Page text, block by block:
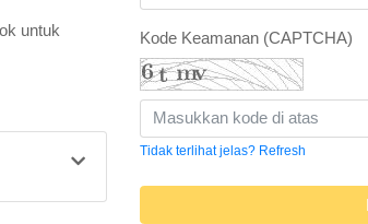
untuk
Kode Keamanan (CAPTCHA)
Tidak terlihat jelas? Refresh